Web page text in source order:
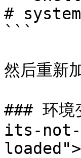
#
```
然后重新
### 环
its-not-